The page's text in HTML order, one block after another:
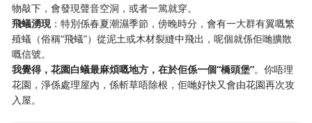
物敲下，會發現聲音空洞，或者一篤就穿。
飛蟻湧現：特別係春夏潮濕季節，傍晚時分，會有一大群有翼嘅繁
殖蟻（俗稱“飛蟻”）從泥土或木材裂縫中飛出，呢個就係佢哋擴散
嘅信號。
我覺得，花園白蟻最麻煩嘅地方，在於佢係一個“橋頭堡”。你唔理
花園，淨係處理屋內，係斬草唔除根，佢哋好快又會由花園再次攻
入屋。